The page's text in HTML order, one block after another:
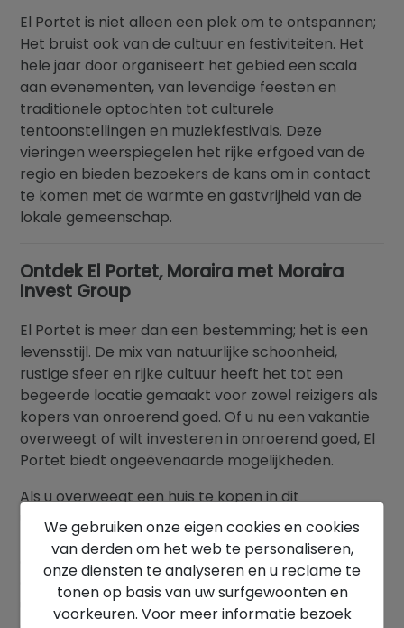
El Portet is niet alleen een plek om te ontspannen;
Het bruist ook van de cultuur en festiviteiten. Het
hele jaar door organiseert het gebied een scala
aan evenementen, van levendige feesten en
traditionele optochten tot culturele
tentoonstellingen en muziekfestivals. Deze
vieringen weerspiegelen het rijke erfgoed van de
regio en bieden bezoekers de kans om in contact
te komen met de warmte en gastvrijheid van de
lokale gemeenschap.
Ontdek El Portet, Moraira met Moraira
Invest Group
El Portet is meer dan een bestemming; het is een
levensstijl. De mix van natuurlijke schoonheid,
rustige sfeer en rijke cultuur heeft het tot een
begeerde locatie gemaakt voor zowel reizigers als
kopers van onroerend goed. Of u nu een vakantie
overweegt of wilt investeren in onroerend goed, El
Portet biedt ongeëvenaarde mogelijkheden.
Als u overweegt een huis te kopen in dit
uitzonderlijke gebied, bekijk dan ons aanbod van
huizen te koop in Moraira of neem contact met
ons op voor persoonlijk advies. Bij Moraira Invest
Group zijn we er om u te helpen bij het vinden van
uw perfecte woning in dit opmerkelijke deel van de
We gebruiken onze eigen cookies en cookies
van derden om het web te personaliseren,
onze diensten te analyseren en u reclame te
tonen op basis van uw surfgewoonten en
voorkeuren. Voor meer informatie bezoek